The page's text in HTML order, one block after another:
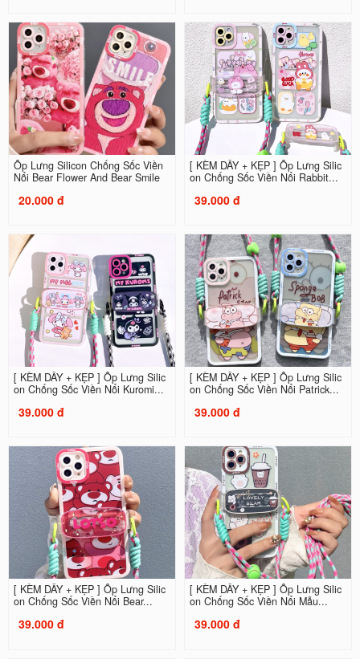
Ốp Lưng Silicon Chống Sốc Viền
Nổi Bear Flower And Bear Smile
20.000 đ
[ KÈM DÂY + KẸP ] Ốp Lưng Silic
on Chống Sốc Viền Nổi Rabbit...
39.000 đ
[ KÈM DÂY + KẸP ] Ốp Lưng Silic
on Chống Sốc Viền Nổi Kuromi...
39.000 đ
[ KÈM DÂY + KẸP ] Ốp Lưng Silic
on Chống Sốc Viền Nổi Patrick...
39.000 đ
[ KÈM DÂY + KẸP ] Ốp Lưng Silic
on Chống Sốc Viền Nổi Bear...
39.000 đ
[ KÈM DÂY + KẸP ] Ốp Lưng Silic
on Chống Sốc Viền Nổi Mẫu...
39.000 đ